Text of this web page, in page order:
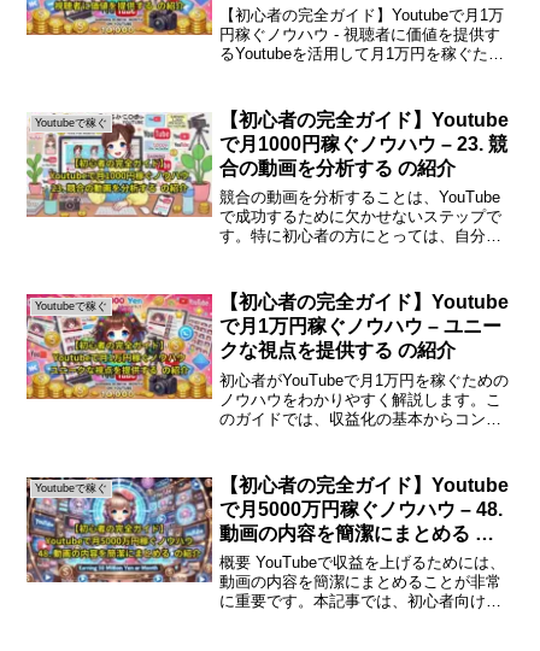
【初心者の完全ガイド】Youtubeで月1万
円稼ぐノウハウ - 視聴者に価値を提供す
るYoutubeを活用して月1万円を稼ぐため
の鍵です。Youtubeで月1万円稼ぐた...
Youtubeで稼ぐ
【初心者の完全ガイド】Youtube
で月1000円稼ぐノウハウ – 23. 競
合の動画を分析する の紹介
競合の動画を分析することは、YouTube
で成功するために欠かせないステップで
す。特に初心者の方にとっては、自分の
理解するための重要な手段となります。
この記事では、競合...
Youtubeで稼ぐ
【初心者の完全ガイド】Youtube
で月1万円稼ぐノウハウ – ユニー
クな視点を提供する の紹介
初心者がYouTubeで月1万円を稼ぐための
ノウハウをわかりやすく解説します。こ
のガイドでは、収益化の基本からコンテ
す。YouTubeで月1万円稼ぐための基本
YouTub...
Youtubeで稼ぐ
【初心者の完全ガイド】Youtube
で月5000万円稼ぐノウハウ – 48.
動画の内容を簡潔にまとめる の
紹介
概要 YouTubeで収益を上げるためには、
動画の内容を簡潔にまとめることが非常
に重要です。本記事では、初心者向けに